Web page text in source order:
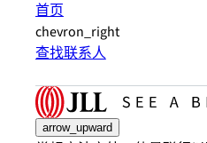
首页
chevron_right
查找联系人
arrow_upward